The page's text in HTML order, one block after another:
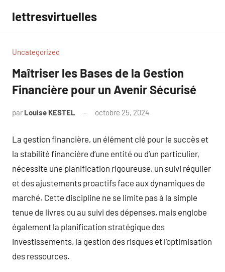
contenu
lettresvirtuelles
Uncategorized
Maîtriser les Bases de la Gestion
Financière pour un Avenir Sécurisé
par Louise KESTEL octobre 25, 2024
La gestion financière, un élément clé pour le succès et
la stabilité financière d’une entité ou d’un particulier,
nécessite une planification rigoureuse, un suivi régulier
et des ajustements proactifs face aux dynamiques de
marché. Cette discipline ne se limite pas à la simple
tenue de livres ou au suivi des dépenses, mais englobe
également la planification stratégique des
investissements, la gestion des risques et l’optimisation
des ressources.